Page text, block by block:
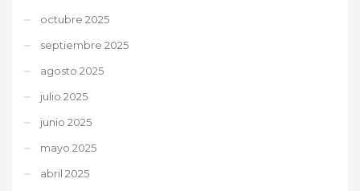
octubre 2025
septiembre 2025
agosto 2025
julio 2025
junio 2025
mayo 2025
abril 2025